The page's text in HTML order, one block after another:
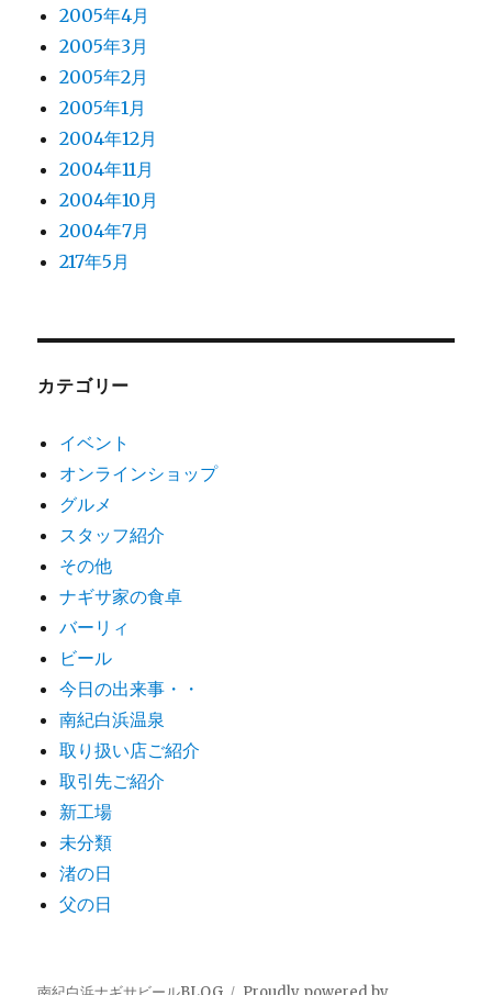
2005年4月
2005年3月
2005年2月
2005年1月
2004年12月
2004年11月
2004年10月
2004年7月
217年5月
カテゴリー
イベント
オンラインショップ
グルメ
スタッフ紹介
その他
ナギサ家の食卓
バーリィ
ビール
今日の出来事・・
南紀白浜温泉
取り扱い店ご紹介
取引先ご紹介
新工場
未分類
渚の日
父の日